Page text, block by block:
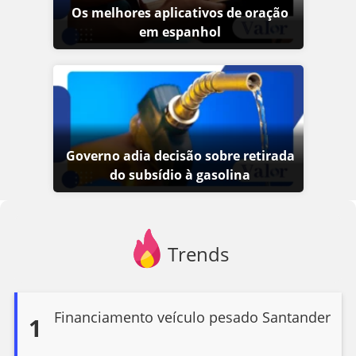
Os melhores aplicativos de oração
em espanhol
Governo adia decisão sobre retirada
do subsídio à gasolina
Trends
1 Financiamento veículo pesado Santander